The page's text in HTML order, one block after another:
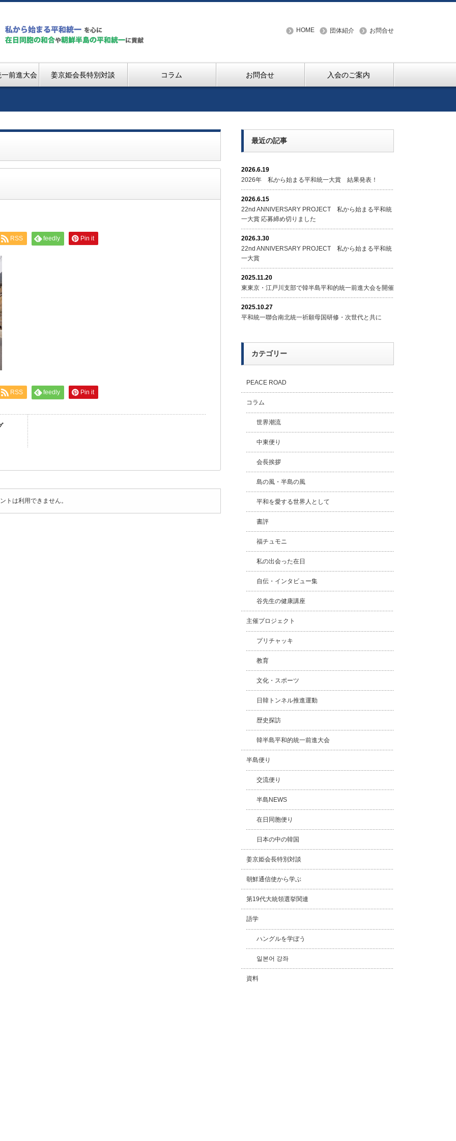
HOME 団体紹介 お問合せ
前進大会 姜京姫会長特別対談 コラム お問合せ 入会のご案内
RSS feedly Pin it
RSS feedly Pin it
トは利用できません。
最近の記事
2026.6.19
2026年 私から始まる平和統一大賞 結果発表！
2026.6.15
22nd ANNIVERSARY PROJECT 私から始まる平和統
一大賞 応募締め切りました
2026.3.30
22nd ANNIVERSARY PROJECT 私から始まる平和統
一大賞
2025.11.20
東東京・江戸川支部で韓半島平和的統一前進大会を開催
2025.10.27
平和統一聯合南北統一祈願母国研修・次世代と共に
カテゴリー
PEACE ROAD
コラム
世界潮流
中東便り
会長挨拶
島の風・半島の風
平和を愛する世界人として
書評
福チュモニ
私の出会った在日
自伝・インタビュー集
谷先生の健康講座
主催プロジェクト
プリチャッキ
教育
文化・スポーツ
日韓トンネル推進運動
歴史探訪
韓半島平和的統一前進大会
半島便り
交流便り
半島NEWS
在日同胞便り
日本の中の韓国
姜京姫会長特別対談
朝鮮通信使から学ぶ
第19代大統領選挙関連
語学
ハングルを学ぼう
일본어 강좌
資料